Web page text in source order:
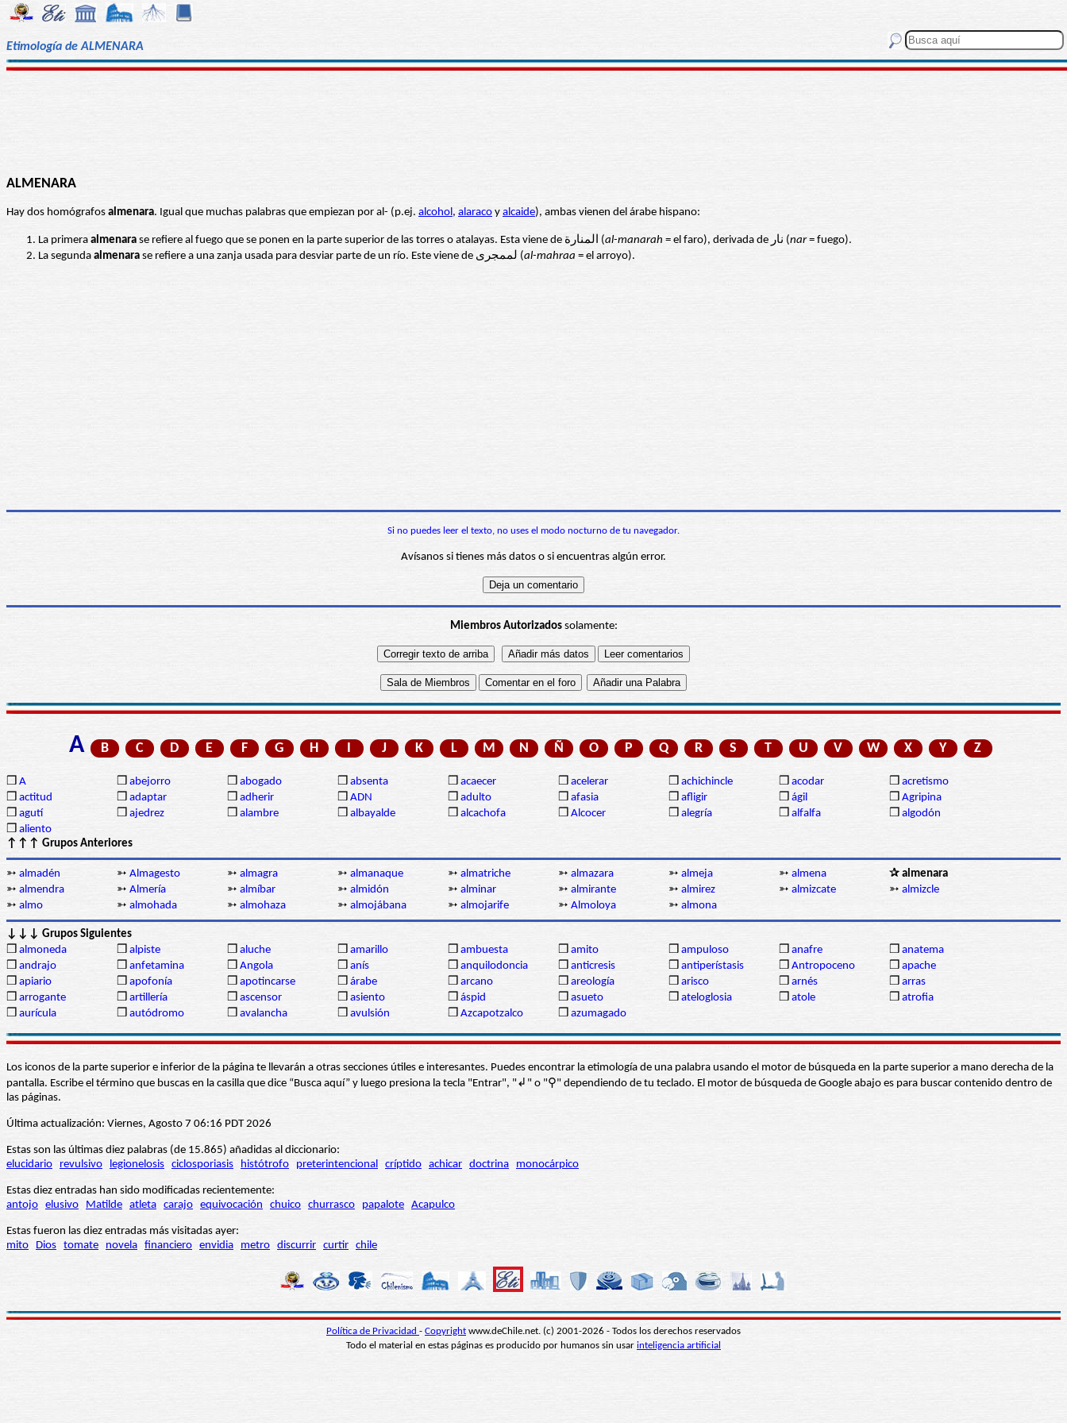
Etimología de ALMENARA
ALMENARA
Hay dos homógrafos almenara. Igual que muchas palabras que empiezan por al- (p.ej. alcohol, alaraco y alcaide), ambas vienen del árabe hispano:
La primera almenara se refiere al fuego que se ponen en la parte superior de las torres o atalayas. Esta viene de المنارة (al-manarah = el faro), derivada de نار (nar= fuego).
La segunda almenara se refiere a una zanja usada para desviar parte de un río. Este viene de لممجرى (al-mahraa = el arroyo).
Si no puedes leer el texto, no uses el modo nocturno de tu navegador.
Avísanos si tienes más datos o si encuentras algún error.
Miembros Autorizadossolamente:
A B C D E F G H I J K L M N Ñ O P Q R S T U V W X Y Z
❒ A ❒ abejorro ❒ abogado ❒ absenta ❒ acaecer ❒ acelerar ❒ achichincle ❒ acodar ❒ acretismo
❒ actitud ❒ adaptar ❒ adherir ❒ ADN ❒ adulto ❒ afasia ❒ afligir ❒ ágil ❒ Agripina
❒ agutí ❒ ajedrez ❒ alambre ❒ albayalde ❒ alcachofa ❒ Alcocer ❒ alegría ❒ alfalfa ❒ algodón
❒ aliento
↑↑↑ Grupos Anteriores
➳ almadén ➳ Almagesto ➳ almagra ➳ almanaque ➳ almatriche ➳ almazara ➳ almeja ➳ almena
✰ almenara
➳ almendra ➳ Almería ➳ almíbar ➳ almidón ➳ alminar ➳ almirante ➳ almirez ➳ almizcate ➳ almizcle
➳ almo ➳ almohada ➳ almohaza ➳ almojábana ➳ almojarife ➳ Almoloya ➳ almona
↓↓↓ Grupos Siguientes
❒ almoneda ❒ alpiste ❒ aluche ❒ amarillo ❒ ambuesta ❒ amito ❒ ampuloso ❒ anafre ❒ anatema
❒ andrajo ❒ anfetamina ❒ Angola ❒ anís ❒ anquilodoncia ❒ anticresis ❒ antiperístasis ❒ Antropoceno ❒ apache
❒ apiario ❒ apofonía ❒ apotincarse ❒ árabe ❒ arcano ❒ areología ❒ arisco ❒ arnés ❒ arras
❒ arrogante ❒ artillería ❒ ascensor ❒ asiento ❒ áspid ❒ asueto ❒ ateloglosia ❒ atole ❒ atrofia
❒ aurícula ❒ autódromo ❒ avalancha ❒ avulsión ❒ Azcapotzalco ❒ azumagado
Los iconos de la parte superior e inferior de la página te llevarán a otras secciones útiles e interesantes. Puedes encontrar la etimología de una palabra usando el motor de búsqueda en la parte superior a mano derecha de la
pantalla. Escribe el término que buscas en la casilla que dice “Busca aquí” y luego presiona la tecla "Entrar", "↲" o "⚲" dependiendo de tu teclado. El motor de búsqueda de Google abajo es para buscar contenido dentro de
las páginas.
Última actualización: Viernes, Agosto 7 06:16 PDT 2026
Estas son las últimas diez palabras (de 15.865) añadidas al diccionario:
elucidario
revulsivo legionelosis ciclosporiasis histótrofo preterintencional críptido achicar doctrina monocárpico
Estas diez entradas han sido modificadas recientemente:
antojo elusivo Matilde atleta carajo equivocación chuico churrasco papalote Acapulco
Estas fueron las diez entradas más visitadas ayer:
mito
Dios tomate novela financiero envidia metro discurrir curtir chile
Política de Privacidad - Copyright www.deChile.net. (c) 2001-2026 - Todos los derechos reservados
Todo el material en estas páginas es producido por humanos sin usar inteligencia artificial